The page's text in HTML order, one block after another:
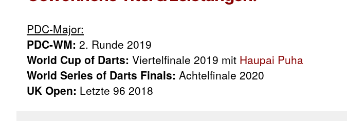
PDC-Major:
PDC-WM: 2. Runde 2019
World Cup of Darts: Viertelfinale 2019 mit Haupai Puha
World Series of Darts Finals: Achtelfinale 2020
UK Open: Letzte 96 2018